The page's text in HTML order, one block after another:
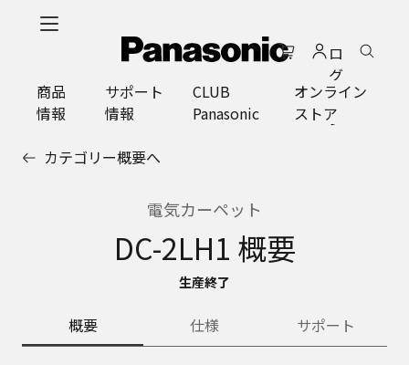
ロ
グ
イ
ン
商品
情報
サポート
情報
CLUB
Panasonic
オンライン
ストア
カテゴリー概要へ
電気カーペット
DC-2LH1 概要
生産終了
概要 仕様 サポート